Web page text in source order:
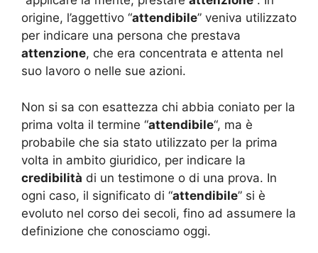
origine, l’aggettivo “attendibile” veniva utilizzato
per indicare una persona che prestava
attenzione, che era concentrata e attenta nel
suo lavoro o nelle sue azioni.
Non si sa con esattezza chi abbia coniato per la
prima volta il termine “attendibile“, ma è
probabile che sia stato utilizzato per la prima
volta in ambito giuridico, per indicare la
credibilità di un testimone o di una prova. In
ogni caso, il significato di “attendibile” si è
evoluto nel corso dei secoli, fino ad assumere la
definizione che conosciamo oggi.